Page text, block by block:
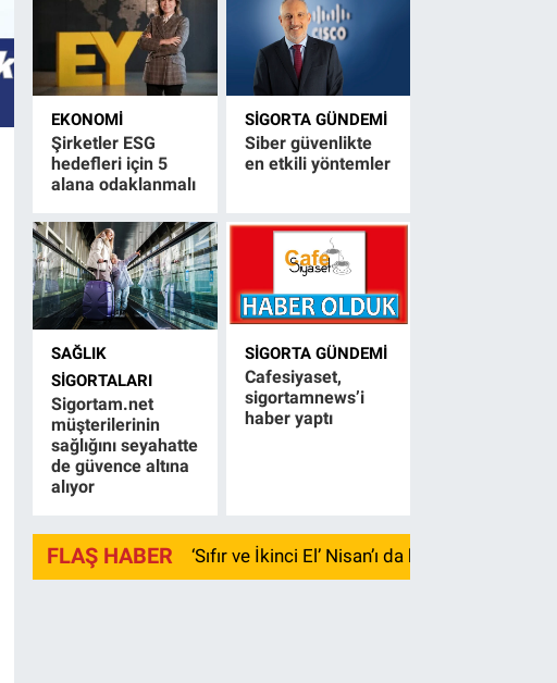
EKONOMI
Şirketler ESG
hedefleri için 5
alana odaklanmalı
SIGORTA GÜNDEMI
Siber güvenlikte
en etkili yöntemler
SAĞLIK
SIGORTALARI
Sigortam.net
müşterilerinin
sağlığını seyahatte
de güvence altına
alıyor
SIGORTA GÜNDEMI
Cafesiyaset,
sigortamnews’i
haber yaptı
FLAŞ HABER ‘Sıfır ve İkinci El’ Nisan’ı da kayıpla kapadı